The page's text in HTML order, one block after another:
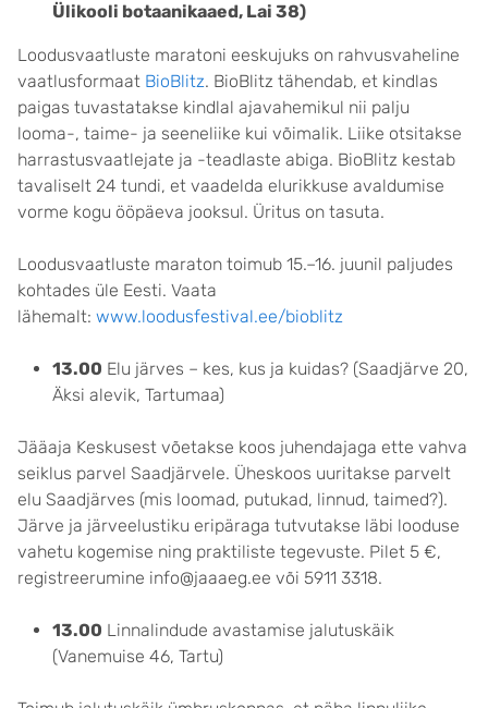
Ülikooli botaanikaaed, Lai 38)
Loodusvaatluste maratoni eeskujuks on rahvusvaheline
vaatlusformaat BioBlitz. BioBlitz tähendab, et kindlas
paigas tuvastatakse kindlal ajavahemikul nii palju
looma-, taime- ja seeneliike kui võimalik. Liike otsitakse
harrastusvaatlejate ja -teadlaste abiga. BioBlitz kestab
tavaliselt 24 tundi, et vaadelda elurikkuse avaldumise
vorme kogu ööpäeva jooksul. Üritus on tasuta.
Loodusvaatluste maraton toimub 15.–16. juunil paljudes
kohtades üle Eesti. Vaata
lähemalt: www.loodusfestival.ee/bioblitz
13.00 Elu järves – kes, kus ja kuidas? (Saadjärve 20,
Äksi alevik, Tartumaa)
Jääaja Keskusest võetakse koos juhendajaga ette vahva
seiklus parvel Saadjärvele. Üheskoos uuritakse parvelt
elu Saadjärves (mis loomad, putukad, linnud, taimed?).
Järve ja järveelustiku eripäraga tutvutakse läbi looduse
vahetu kogemise ning praktiliste tegevuste. Pilet 5 €,
registreerumine info@jaaaeg.ee või 5911 3318.
13.00 Linnalindude avastamise jalutuskäik
(Vanemuise 46, Tartu)